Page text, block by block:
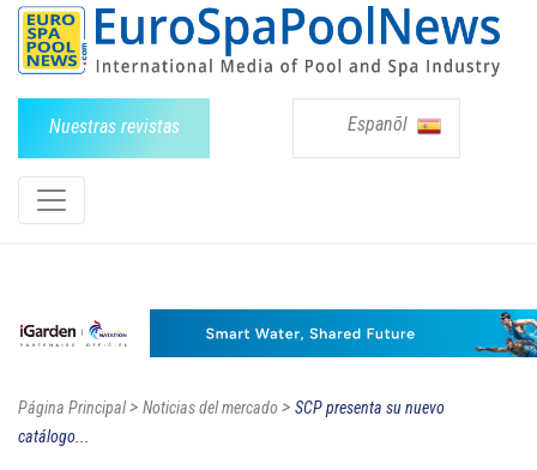
Nuestras revistas Espanõl
Página Principal> Noticias del mercado > SCP presenta su nuevo
catálogo...